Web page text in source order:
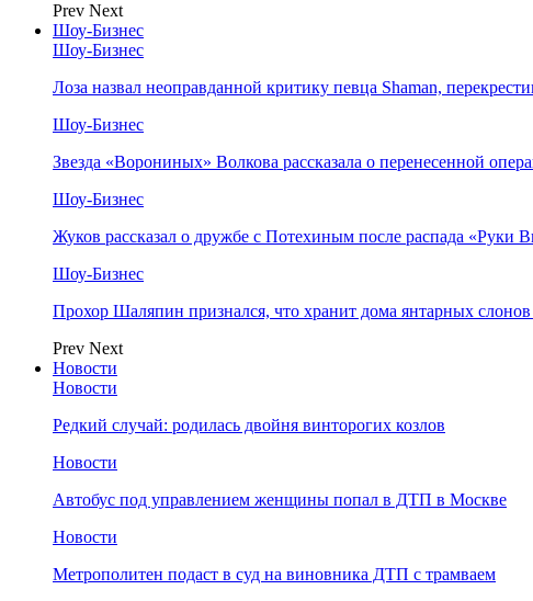
Prev Next
Шоу-Бизнес
Шоу-Бизнес
Лоза назвал неоправданной критику певца Shaman,
Шоу-Бизнес
Звезда «Ворониных» Волкова рассказала о перенесенной
Шоу-Бизнес
Жуков рассказал о дружбе с Потехиным после распада «Руки
Шоу-Бизнес
Прохор Шаляпин признался, что хранит дома янтарных слонов
Prev Next
Новости
Новости
Редкий случай: родилась двойня винторогих козлов
Новости
Автобус под управлением женщины попал в ДТП в Москве
Новости
Метрополитен подаст в суд на виновника ДТП с трамваем